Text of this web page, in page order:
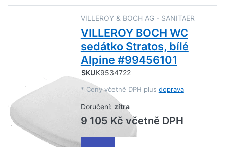
VILLEROY & BOCH AG - SANITAER
VILLEROY BOCH WC
sedátko Stratos, bílé
Alpine #99456101
SKUK9534722
* Ceny včetně DPH plus doprava
Doručení: zítra
9 105 Kč včetně DPH